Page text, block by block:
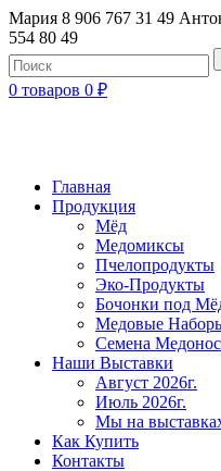
Мария 8 906 767 31 49
554 80 49
0 товаров 0 ₽
Главная
Продукция
Мёд
Медомиксы
Пчелопродукты
Эко-Продукты
Бочонки под
Медовые
Семена
Наши Выставки
Август 2026г.
Июль 2026г.
Мы на
Как Купить
Контакты